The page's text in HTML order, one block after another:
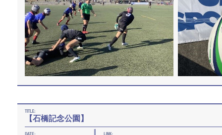
【石橋記念公園】